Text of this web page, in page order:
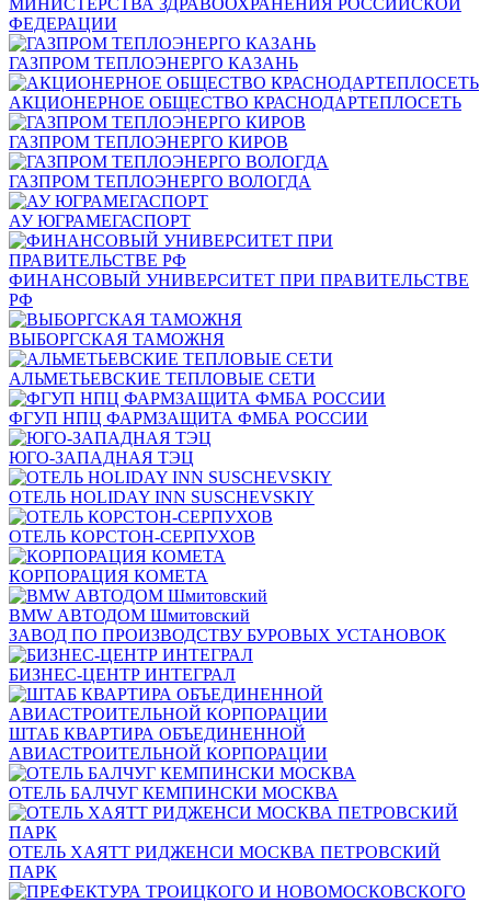
МИНИСТЕРСТВА ЗДРАВООХРАНЕНИЯ РОССИЙСКОЙ
ФЕДЕРАЦИИ
ГАЗПРОМ ТЕПЛОЭНЕРГО КАЗАНЬ
АКЦИОНЕРНОЕ ОБЩЕСТВО КРАСНОДАРТЕПЛОСЕТЬ
ГАЗПРОМ ТЕПЛОЭНЕРГО КИРОВ
ГАЗПРОМ ТЕПЛОЭНЕРГО ВОЛОГДА
АУ ЮГРАМЕГАСПОРТ
ФИНАНСОВЫЙ УНИВЕРСИТЕТ ПРИ ПРАВИТЕЛЬСТВЕ
РФ
ВЫБОРГСКАЯ ТАМОЖНЯ
АЛЬМЕТЬЕВСКИЕ ТЕПЛОВЫЕ СЕТИ
ФГУП НПЦ ФАРМЗАЩИТА ФМБА РОССИИ
ЮГО-ЗАПАДНАЯ ТЭЦ
ОТЕЛЬ HOLIDAY INN SUSCHEVSKIY
ОТЕЛЬ КОРСТОН-СЕРПУХОВ
КОРПОРАЦИЯ КОМЕТА
BMW АВТОДОМ Шмитовский
ЗАВОД ПО ПРОИЗВОДСТВУ БУРОВЫХ УСТАНОВОК
БИЗНЕС-ЦЕНТР ИНТЕГРАЛ
ШТАБ КВАРТИРА ОБЪЕДИНЕННОЙ
АВИАСТРОИТЕЛЬНОЙ КОРПОРАЦИИ
ОТЕЛЬ БАЛЧУГ КЕМПИНСКИ МОСКВА
ОТЕЛЬ ХАЯТТ РИДЖЕНСИ МОСКВА ПЕТРОВСКИЙ
ПАРК